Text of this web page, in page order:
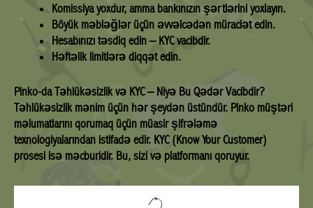
Komissiya yoxdur, amma bankınızın şərtlərini yoxlayın.
Böyük məbləğlər üçün əvvəlcədən müraciət edin.
Hesabınızı təsdiq edin – KYC vacibdir.
Həftəlik limitlərə diqqət edin.
Pinko-da Təhlükəsizlik və KYC – Niyə Bu Qədər Vacibdir?
Təhlükəsizlik mənim üçün hər şeydən üstündür. Pinko müştəri
məlumatlarını qorumaq üçün müasir şifrələmə
texnologiyalarından istifadə edir. KYC (Know Your Customer)
prosesi isə məcburidir. Bu, sizi və platformanı qoruyur.